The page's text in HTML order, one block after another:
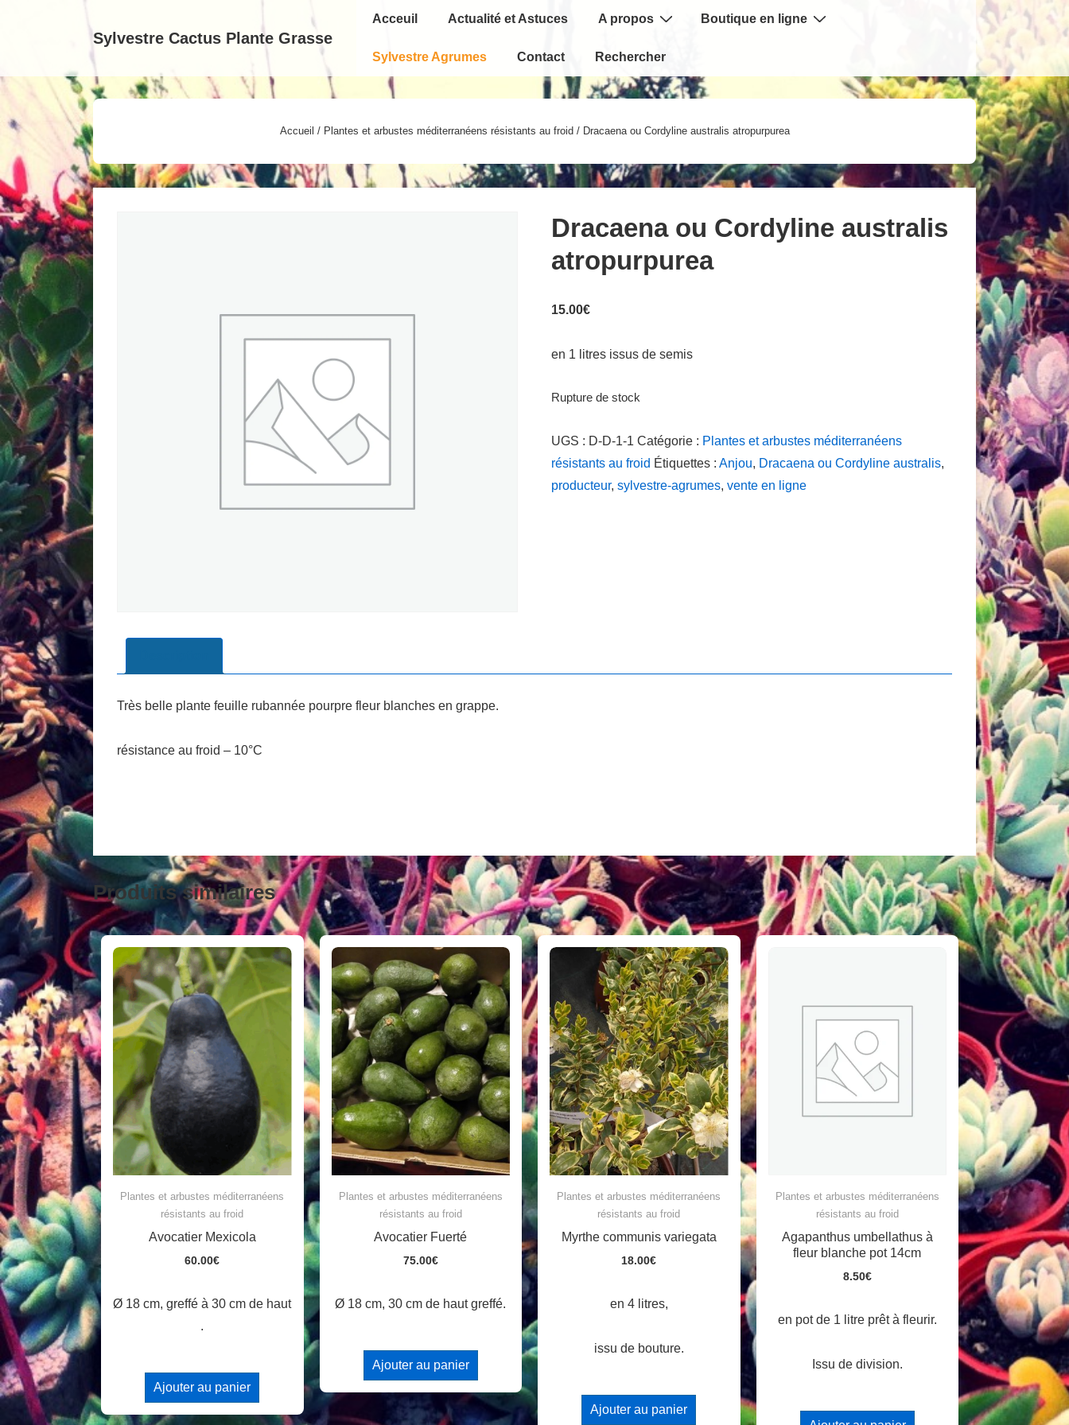
contenu
principal
Sylvestre Cactus Plante Grasse
Main
Acceuil Actualité et Astuces A propos Boutique en ligne
Sylvestre Agrumes Contact Rechercher
Accueil / Plantes et arbustes méditerranéens résistants au froid / Dracaena ou Cordyline australis atropurpurea
Dracaena ou Cordyline australis
atropurpurea
15.00€
en 1 litres issus de semis
Rupture de stock
UGS : D-D-1-1 Catégorie : Plantes et arbustes méditerranéens
résistants au froid Étiquettes : Anjou, Dracaena ou Cordyline australis,
producteur, sylvestre-agrumes, vente en ligne
Très belle plante feuille rubannée pourpre fleur blanches en grappe.
résistance au froid – 10°C
Produits similaires
Plantes et arbustes méditerranéens
résistants au froid
Avocatier Mexicola
60.00€
Ø 18 cm, greffé à 30 cm de haut
.
Ajouter au panier
Plantes et arbustes méditerranéens
résistants au froid
Avocatier Fuerté
75.00€
Ø 18 cm, 30 cm de haut greffé.
Ajouter au panier
Plantes et arbustes méditerranéens
résistants au froid
Myrthe communis variegata
18.00€
en 4 litres,
issu de bouture.
Ajouter au panier
Plantes et arbustes méditerranéens
résistants au froid
Agapanthus umbellathus à
fleur blanche pot 14cm
8.50€
en pot de 1 litre prêt à fleurir.
Issu de division.